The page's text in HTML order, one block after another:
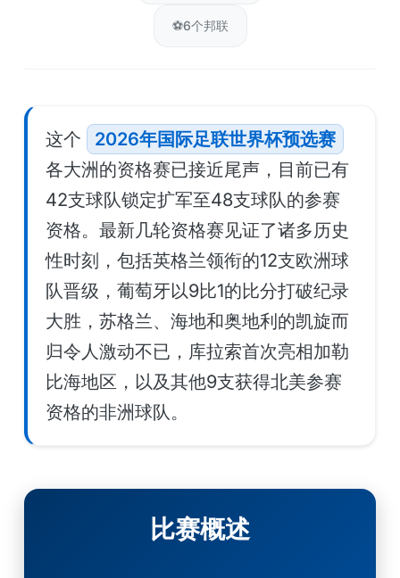
⚽6个邦联
这个
2026年国际足联世界杯预选赛
各大洲的资格赛已接近尾声，目前已有
42支球队锁定扩军至48支球队的参赛
资格。最新几轮资格赛见证了诸多历史
性时刻，包括英格兰领衔的12支欧洲球
队晋级，葡萄牙以9比1的比分打破纪录
大胜，苏格兰、海地和奥地利的凯旋而
归令人激动不已，库拉索首次亮相加勒
比海地区，以及其他9支获得北美参赛
资格的非洲球队。
比赛概述